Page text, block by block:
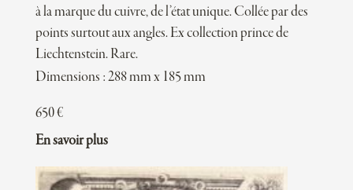
à la marque du cuivre, de l’état unique. Collée par des
points surtout aux angles. Ex collection prince de
Liechtenstein. Rare.
Dimensions : 288 mm x 185 mm
650€
En savoir plus